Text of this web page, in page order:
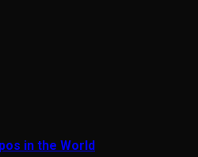
in the World